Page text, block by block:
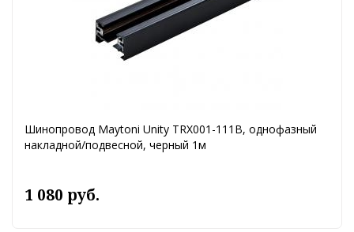
Шинопровод Maytoni Unity TRX001-111B, однофазный
накладной/подвесной, черный 1м
1 080 руб.